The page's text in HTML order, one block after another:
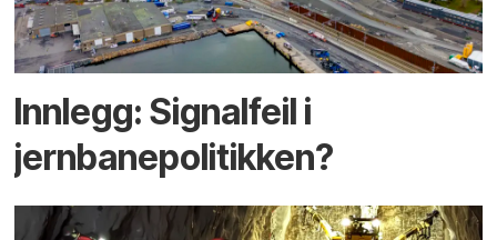
Innlegg: Signalfeil i
jernbanepolitikken?